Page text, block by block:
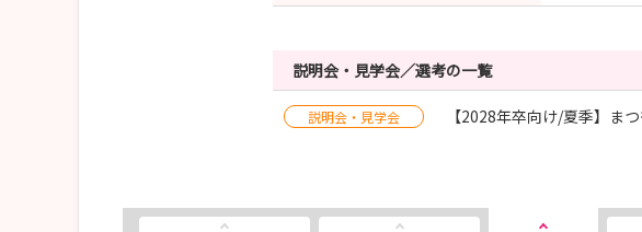
説明会・見学会／選考の一覧
説明会・見学会 【2028年卒向け/夏季】ま